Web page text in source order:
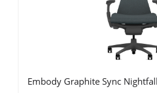
Embody Graphite Sync